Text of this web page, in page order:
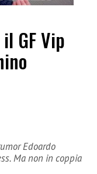
GF Vip
Edoardo
Ma non in coppia